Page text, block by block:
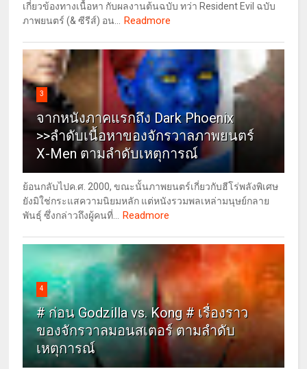
เกี่ยวข้องทางเนื้อหา กับผลงานต้นฉบับ ทว่า Resident Evil ฉบับ
ภาพยนตร์ (& ซีรีส์) อน... Readmore
3
จากหนังภาคแรกถึง Dark Phoenix
>>ลำดับเนื้อหาของจักรวาลภาพยนตร์
X-Men ตามลำดับเหตุการณ์
ย้อนกลับไปค.ศ. 2000, ขณะนั้นภาพยนตร์เกี่ยวกับฮีโร่พลังพิเศษ
ยังมิใช่กระแสความนิยมหลัก แต่หนังรวมพลเหล่ามนุษย์กลาย
พันธุ์ ซึ่งกล่าวถึงผู้คนที่... Readmore
4
# ก่อน Godzilla vs. Kong # เรื่องราว
ของจักรวาลมอนสเตอร์ ตามลำดับ
เหตุการณ์